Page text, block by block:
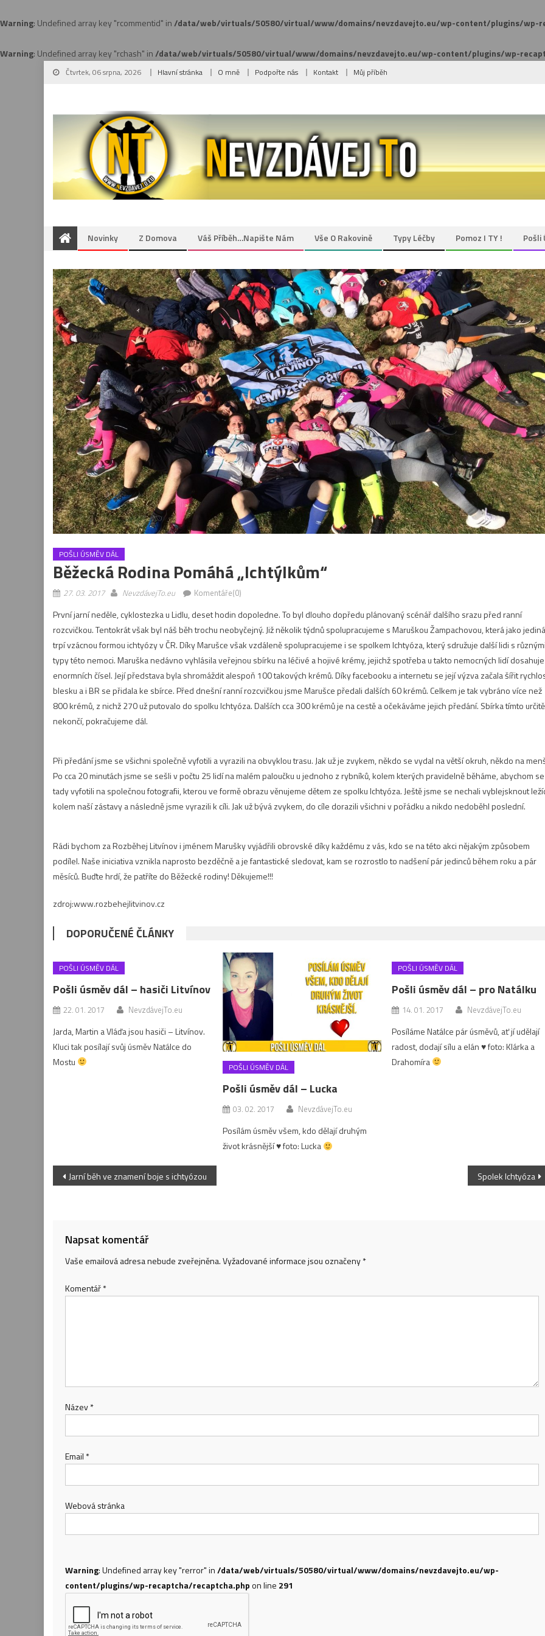
Warning: Undefined array key "rcommentid" in/data/web/virtuals/50580/virtual/www/domains/nevzdavejto.eu/wp-content/plugins/wp-
Warning: Undefined array key "rchash" in/data/web/virtuals/50580/virtual/www/domains/nevzdavejto.eu/wp-content/plugins/wp-
Čtvrtek, 06 srpna, 2026 Hlavní stránka O mně Podpořte nás Kontakt Můj příběh
Novinky Z Domova Váš Příběh…napište Nám Vše O Rakovině Typy Léčby Pomoz I TY ! Pošli
POŠLI ÚSMĚV DÁL
Běžecká Rodina Pomáhá „Ichtýlkům“
27. 03. 2017 NevzdávejTo.eu Komentáře(0)
První jarní neděle, cyklostezka u Lidlu, deset hodin dopoledne. To byl dlouho dopředu plánovaný scénář dalšího srazu před ranní
rozcvičkou. Tentokrát však byl náš běh trochu neobyčejný. Již několik týdnů spolupracujeme s Maruškou Žampachovou, která jako jediná
trpí vzácnou formou ichtyózy v ČR. Díky Marušce však vzdáleně spolupracujeme i se spolkem Ichtyóza, který sdružuje další lidi s různými
typy této nemoci. Maruška nedávno vyhlásila veřejnou sbírku na léčivé a hojivé krémy, jejichž spotřeba u takto nemocných lidí dosahuje
enormních čísel. Její představa byla shromáždit alespoň 100 takových krémů. Díky facebooku a internetu se její výzva začala šířit
blesku a i BR se přidala ke sbírce. Před dnešní ranní rozcvičkou jsme Marušce předali dalších 60 krémů. Celkem je tak vybráno více než
800 krémů, z nichž 270 už putovalo do spolku Ichtyóza. Dalších cca 300 krémů je na cestě a očekáváme jejich předání. Sbírka tímto určitě
nekončí, pokračujeme dál.
Při předání jsme se všichni společně vyfotili a vyrazili na obvyklou trasu. Jak už je zvykem, někdo se vydal na větší okruh, někdo na
Po cca 20 minutách jsme se sešli v počtu 25 lidí na malém paloučku u jednoho z rybníků, kolem kterých pravidelně běháme, abychom se
tady vyfotili na společnou fotografii, kterou ve formě obrazu věnujeme dětem ze spolku Ichtyóza. Ještě jsme se nechali vyblejsknout
kolem naší zástavy a následně jsme vyrazili k cíli. Jak už bývá zvykem, do cíle dorazili všichni v pořádku a nikdo nedoběhl poslední.
Rádi bychom za Rozběhej Litvínov i jménem Marušky vyjádřili obrovské díky každému z vás, kdo se na této akci nějakým způsobem
podílel. Naše iniciativa vznikla naprosto bezděčně a je fantastické sledovat, kam se rozrostlo to nadšení pár jedinců během roku a pár
měsíců. Buďte hrdí, že patříte do Běžecké rodiny! Děkujeme!!!
zdroj:www.rozbehejlitvinov.cz
DOPORUČENÉ ČLÁNKY
POŠLI ÚSMĚV DÁL
Pošli úsměv dál – hasiči Litvínov
22. 01. 2017 NevzdávejTo.eu
Jarda, Martin a Vláďa jsou hasiči – Litvínov.
Kluci tak posílají svůj úsměv Natálce do
Mostu
POŠLI ÚSMĚV DÁL
Pošli úsměv dál – Lucka
03. 02. 2017 NevzdávejTo.eu
Posílám úsměv všem, kdo dělají druhým
život krásnější♥foto: Lucka
POŠLI ÚSMĚV DÁL
Pošli úsměv dál – pro Natálku
14. 01. 2017 NevzdávejTo.eu
Posíláme Natálce pár úsměvů, ať jí udělají
radost, dodají sílu a elán♥foto: Klárka a
Drahomíra
Navigace
Jarní běh ve znamení boje s ichtyózou Spolek Ichtyóza
Napsat komentář
Vaše emailová adresa nebude zveřejněna.Vyžadované informace jsou označeny*
Komentář*
Název*
Email *
Webová stránka
Warning: Undefined array key "rerror" in/data/web/virtuals/50580/virtual/www/domains/nevzdavejto.eu/wp-
content/plugins/wp-recaptcha/recaptcha.phpon line 291